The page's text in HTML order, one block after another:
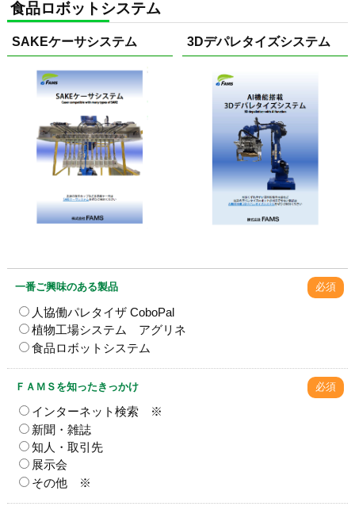
食品ロボットシステム
SAKEケーサシステム 3Dデパレタイズシステム
一番ご興味のある製品 必須
人協働パレタイザ CoboPal
植物工場システム アグリネ
食品ロボットシステム
ＦＡＭＳを知ったきっかけ 必須
インターネット検索 ※
新聞・雑誌
知人・取引先
展示会
その他 ※